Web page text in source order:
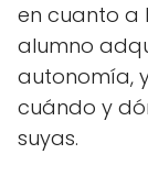
en cuanto a
alumno
autonomía,
cuándo y
suyas.